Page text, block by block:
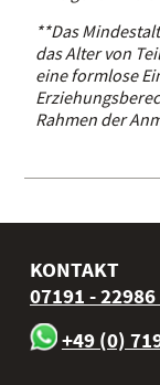
**Das
das Alter von
eine formlose
Rahmen der
KONTAKT
07191 - 22986
+49 (0)